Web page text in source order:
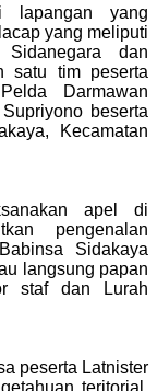
lapangan yang
yang meliputi
dan
satu tim peserta
Darmawan
beserta
Kecamatan
apel di
pengenalan
Sidakaya
langsung papan
staf dan Lurah
peserta Latnister
teritorial,